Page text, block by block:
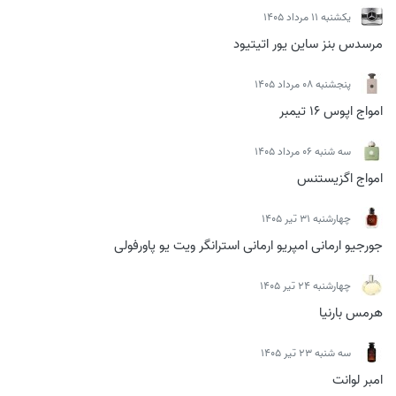
يكشنبه 11 مرداد 1405
مرسدس بنز ساین یور اتیتیود
پنجشنبه 08 مرداد 1405
امواج اپوس 16 تیمبر
سه شنبه 06 مرداد 1405
امواج اگزیستنس
چهارشنبه 31 تیر 1405
جورجیو ارمانی امپریو ارمانی استرانگر ویت یو پاورفولی
چهارشنبه 24 تیر 1405
هرمس بارنیا
سه شنبه 23 تیر 1405
امبر لوانت